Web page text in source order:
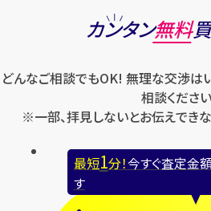
カンタン無料
どんなご相談でもOK! 無理な交渉は
相談ください
※一部、拝見しないとお伝えでき
最短1分！今すぐ査定金
す